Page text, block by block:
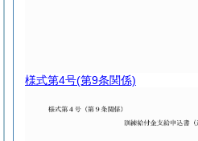
様式第4号(第9条関係)